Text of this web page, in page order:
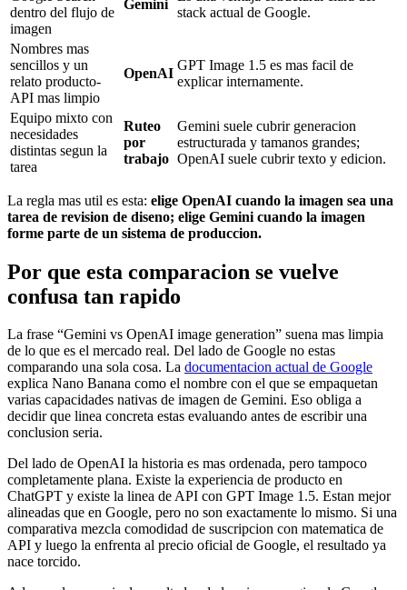
dentro del flujo de
imagen
Gemini
stack actual de Google.
Nombres mas
sencillos y un
relato producto-
API mas limpio
OpenAI
GPT Image 1.5 es mas facil de
explicar internamente.
Equipo mixto con
necesidades
distintas segun la
tarea
Ruteo
por
trabajo
Gemini suele cubrir generacion
estructurada y tamanos grandes;
OpenAI suele cubrir texto y edicion.
La regla mas util es esta: elige OpenAI cuando la imagen sea una
tarea de revision de diseno; elige Gemini cuando la imagen
forme parte de un sistema de produccion.
Por que esta comparacion se vuelve
confusa tan rapido
La frase “Gemini vs OpenAI image generation” suena mas limpia
de lo que es el mercado real. Del lado de Google no estas
comparando una sola cosa. La documentacion actual de Google
explica Nano Banana como el nombre con el que se empaquetan
varias capacidades nativas de imagen de Gemini. Eso obliga a
decidir que linea concreta estas evaluando antes de escribir una
conclusion seria.
Del lado de OpenAI la historia es mas ordenada, pero tampoco
completamente plana. Existe la experiencia de producto en
ChatGPT y existe la linea de API con GPT Image 1.5. Estan mejor
alineadas que en Google, pero no son exactamente lo mismo. Si una
comparativa mezcla comodidad de suscripcion con matematica de
API y luego la enfrenta al precio oficial de Google, el resultado ya
nace torcido.